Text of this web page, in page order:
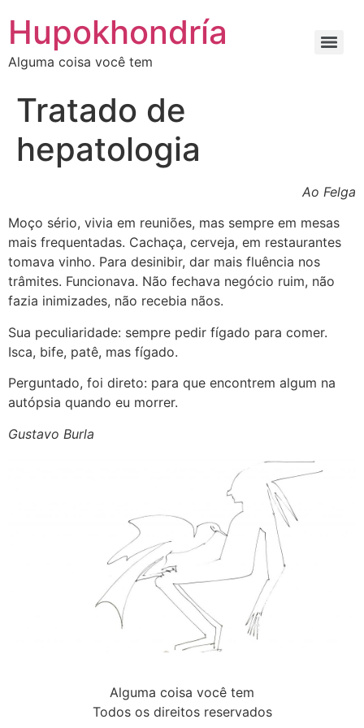
para
conteúdo
Hupokhondría
Alguma coisa você tem
Tratado de
hepatologia
Ao Felga
Moço sério, vivia em reuniões, mas sempre em mesas
mais frequentadas. Cachaça, cerveja, em restaurantes
tomava vinho. Para desinibir, dar mais fluência nos
trâmites. Funcionava. Não fechava negócio ruim, não
fazia inimizades, não recebia nãos.
Sua peculiaridade: sempre pedir fígado para comer.
Isca, bife, patê, mas fígado.
Perguntado, foi direto: para que encontrem algum na
autópsia quando eu morrer.
Gustavo Burla
Alguma coisa você tem
Todos os direitos reservados